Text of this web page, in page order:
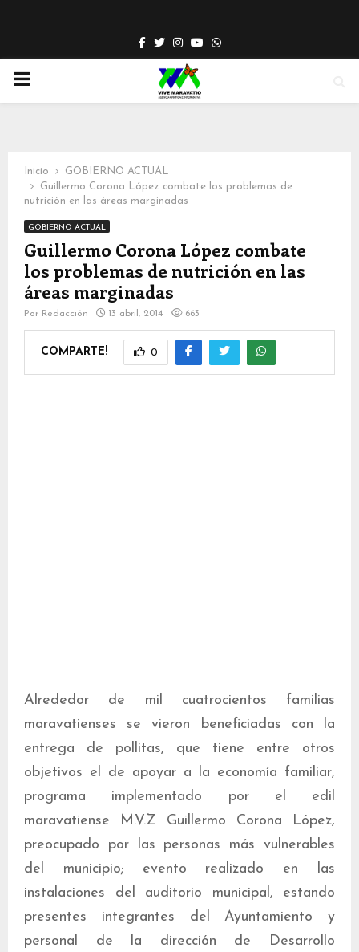
Facebook
TwitterInstagram
YoutubeWhatsapp
PRIMARY
Inicio
GOBIERNO ACTUAL
Guillermo Corona López combate los problemas de
nutrición en las áreas marginadas
GOBIERNO ACTUAL
Guillermo Corona López combate
los problemas de nutrición en las
áreas marginadas
Por Redacción 13 abril, 2014 663
COMPARTE! 0
Alrededor de mil cuatrocientos familias
maravatienses se vieron beneficiadas con la
entrega de pollitas, que tiene entre otros
objetivos el de apoyar a la economía familiar,
programa implementado por el edil
maravatiense M.V.Z Guillermo Corona López,
preocupado por las personas más vulnerables
del municipio; evento realizado en las
instalaciones del auditorio municipal, estando
presentes integrantes del Ayuntamiento y
personal de la dirección de Desarrollo